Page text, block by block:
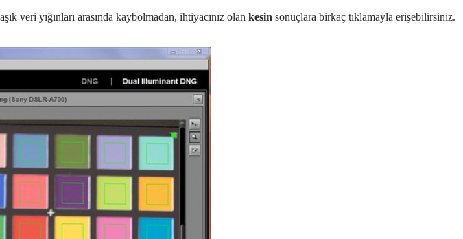
veri yığınları arasında kaybolmadan, ihtiyacınız olan kesin sonuçlara birkaç tıklamayla erişebilirsiniz.